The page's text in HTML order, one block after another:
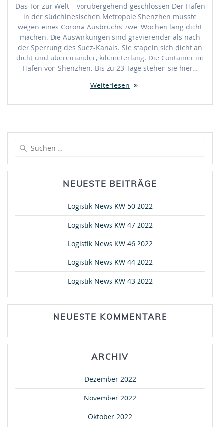
Das Tor zur Welt – vorübergehend geschlossen Der Hafen
in der südchinesischen Metropole Shenzhen musste
wegen eines Corona-Ausbruchs zwei Wochen lang dicht
machen. Die Auswirkungen sind gravierender als nach
der Sperrung des Suez-Kanals. Sie stapeln sich dicht an
dicht und übereinander, kilometerlang: Die Container im
Hafen von Shenzhen. Bis zu 23 Tage stehen sie hier…
Weiterlesen
NEUESTE BEITRÄGE
Logistik News KW 50 2022
Logistik News KW 47 2022
Logistik News KW 46 2022
Logistik News KW 44 2022
Logistik News KW 43 2022
NEUESTE KOMMENTARE
ARCHIV
Dezember 2022
November 2022
Oktober 2022